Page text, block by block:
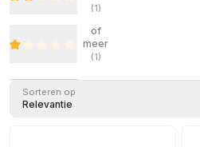
(1)
of
meer
(1)
Sorteren op
Relevantie